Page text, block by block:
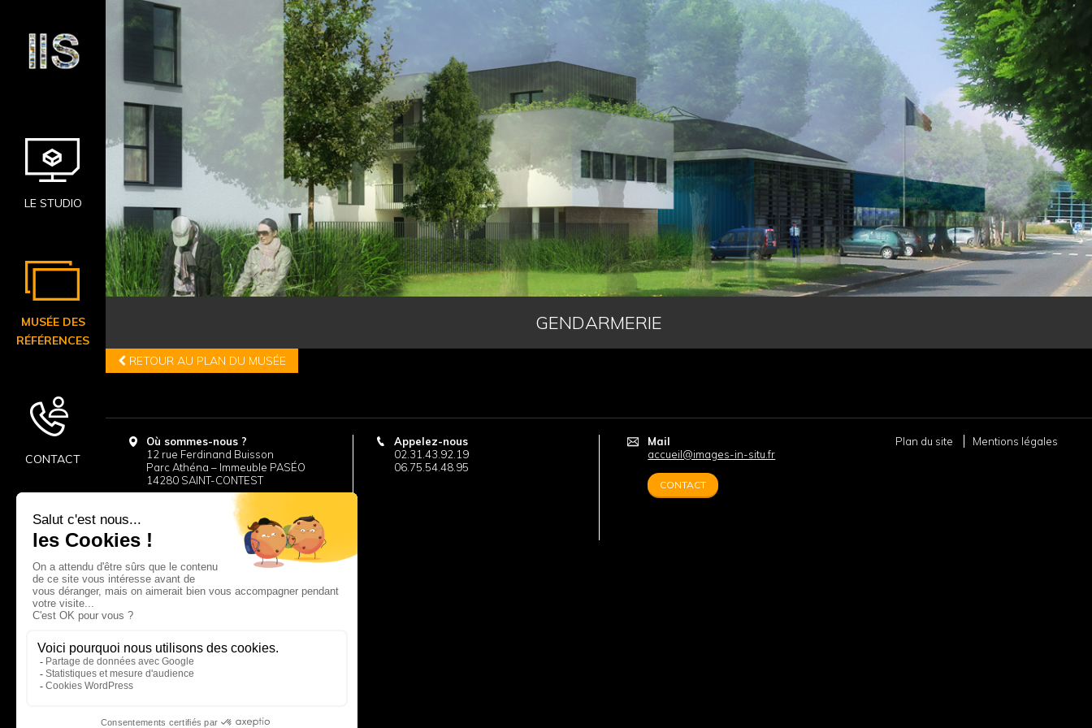
LE STUDIO
MUSÉE DES
RÉFÉRENCES
CONTACT
GENDARMERIE
RETOUR AU PLAN DU MUSÉE
Où sommes-nous ?
12 rue Ferdinand Buisson
Parc Athéna – Immeuble PASÉO
14280 SAINT-CONTEST
Appelez-nous
02.31.43.92.19
06.75.54.48.95
Mail
accueil@images-in-situ.fr
CONTACT
Plan du site Mentions légales